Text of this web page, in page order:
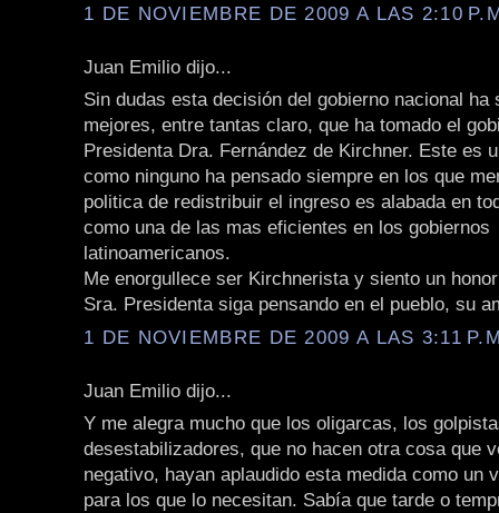
1 DE NOVIEMBRE DE 2009 A LAS 2:10
Juan Emilio dijo...
Sin dudas esta decisión del gobierno nacional ha
mejores, entre tantas claro, que ha tomado el
Presidenta Dra. Fernández de Kirchner. Este es
como ninguno ha pensado siempre en los que
politica de redistribuir el ingreso es alabada en
como una de las mas eficientes en los gobiernos
latinoamericanos.
Me enorgullece ser Kirchnerista y siento un
Sra. Presidenta siga pensando en el pueblo, su
1 DE NOVIEMBRE DE 2009 A LAS 3:11
Juan Emilio dijo...
Y me alegra mucho que los oligarcas, los
desestabilizadores, que no hacen otra cosa que
negativo, hayan aplaudido esta medida como un
para los que lo necesitan. Sabía que tarde o